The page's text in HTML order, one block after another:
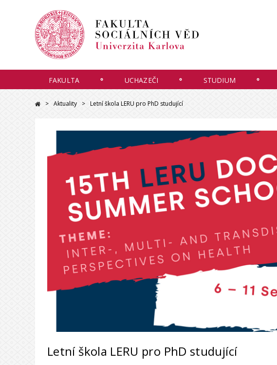
FAKULTA UCHAZEČI STUDIUM
Aktuality Letní škola LERU pro PhD studující
Letní škola LERU pro PhD studující